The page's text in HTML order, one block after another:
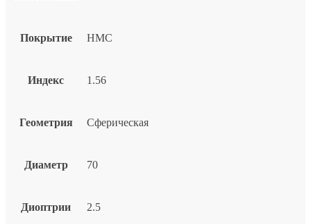
Покрытие HMC
Индекс 1.56
Геометрия Сферическая
Диаметр 70
Диоптрии 2.5